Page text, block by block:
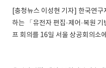
[충청뉴스 이성현 기자] 한국연
하는 「유전자 편집·제어·복원
프 회의를 16일 서울 상공회의소